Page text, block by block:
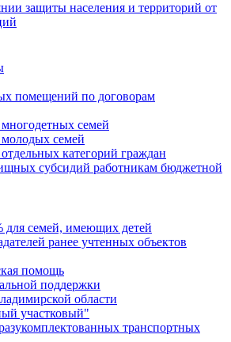
защиты населения и территорий от
помещений по договорам
семей
семей
категорий граждан
субсидий работникам бюджетной
для семей, имеющих детей
ранее учтенных объектов
помощь
поддержки
области
участковый"
транспортных